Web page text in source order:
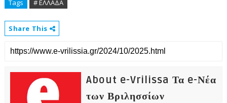
Tags # ΕΛΛΑΔΑ
Share This
About e-Vrilissa Τα e-Νέα
των Βριλησσίων